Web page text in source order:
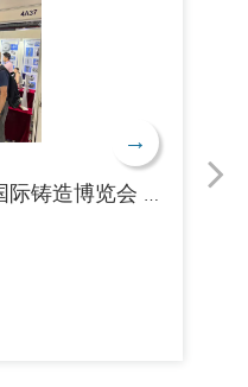
→